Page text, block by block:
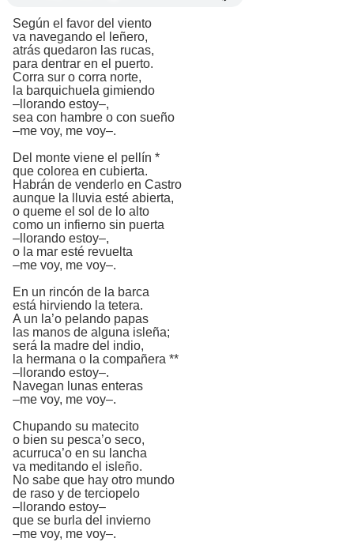
Según el favor del viento
va navegando el leñero,
atrás quedaron las rucas,
para dentrar en el puerto.
Corra sur o corra norte,
la barquichuela gimiendo
–llorando estoy–,
sea con hambre o con sueño
–me voy, me voy–.
Del monte viene el pellín *
que colorea en cubierta.
Habrán de venderlo en Castro
aunque la lluvia esté abierta,
o queme el sol de lo alto
como un infierno sin puerta
–llorando estoy–,
o la mar esté revuelta
–me voy, me voy–.
En un rincón de la barca
está hirviendo la tetera.
A un la’o pelando papas
las manos de alguna isleña;
será la madre del indio,
la hermana o la compañera **
–llorando estoy–.
Navegan lunas enteras
–me voy, me voy–.
Chupando su matecito
o bien su pesca’o seco,
acurruca’o en su lancha
va meditando el isleño.
No sabe que hay otro mundo
de raso y de terciopelo
–llorando estoy–
que se burla del invierno
–me voy, me voy–.